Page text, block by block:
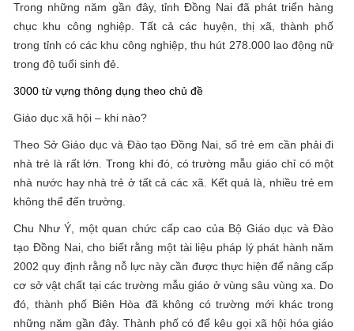
Trong những năm gần đây, tỉnh Đồng Nai đã phát triển hàng
chục khu công nghiệp. Tất cả các huyện, thị xã, thành phố
trong tỉnh có các khu công nghiệp, thu hút 278.000 lao động nữ
trong độ tuổi sinh đẻ.
3000 từ vựng thông dụng theo chủ đề
Giáo dục xã hội – khi nào?
Theo Sở Giáo dục và Đào tạo Đồng Nai, số trẻ em cần phải đi
nhà trẻ là rất lớn. Trong khi đó, có trường mẫu giáo chỉ có một
nhà nước hay nhà trẻ ở tất cả các xã. Kết quả là, nhiều trẻ em
không thể đến trường.
Chu Như Ý, một quan chức cấp cao của Bộ Giáo dục và Đào
tạo Đồng Nai, cho biết rằng một tài liệu pháp lý phát hành năm
2002 quy định rằng nỗ lực này cần được thực hiện để nâng cấp
cơ sở vật chất tại các trường mẫu giáo ở vùng sâu vùng xa. Do
đó, thành phố Biên Hòa đã không có trường mới khác trong
những năm gần đây. Thành phố có để kêu gọi xã hội hóa giáo